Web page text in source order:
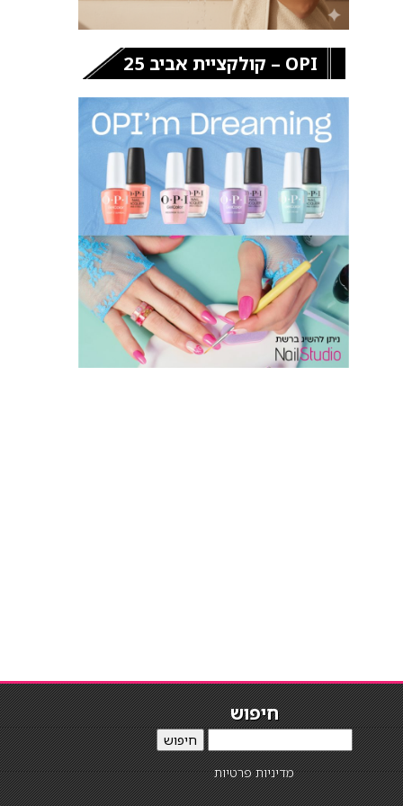
OPI – קולקציית אביב 25
חיפוש
חיפוש
מדיניות פרטיות